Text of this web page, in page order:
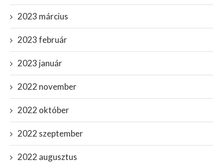
2023 március
2023 február
2023 január
2022 november
2022 október
2022 szeptember
2022 augusztus